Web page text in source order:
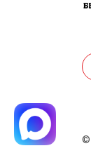
©